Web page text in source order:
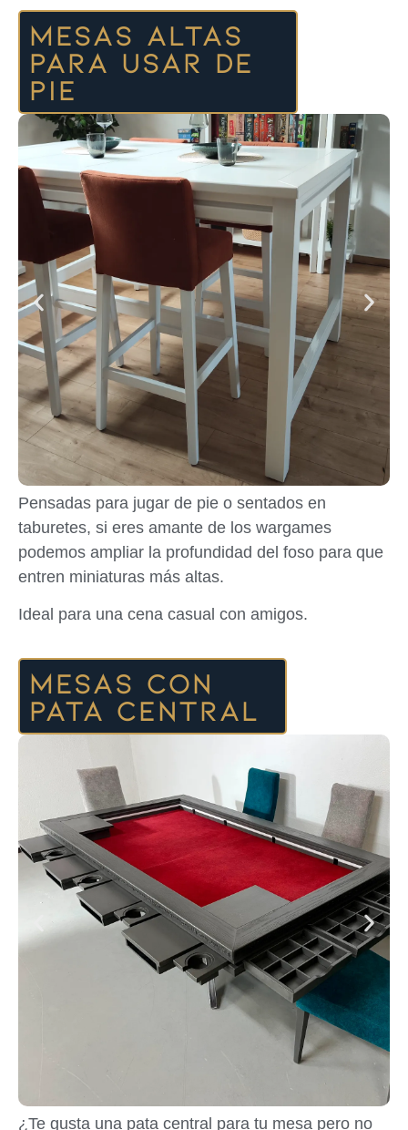
Mesas altas
para usar de
pie
Pensadas para jugar de pie o sentados en
taburetes, si eres amante de los wargames
podemos ampliar la profundidad del foso para que
entren miniaturas más altas.
Ideal para una cena casual con amigos.
Mesas con
pata central
¿Te gusta una pata central para tu mesa pero no